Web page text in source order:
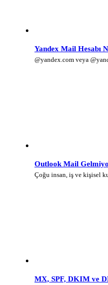
Yandex Mail Hesabı
@yandex.com veya
Outlook Mail
Çoğu insan, iş ve kişisel
MX, SPF, DKIM ve